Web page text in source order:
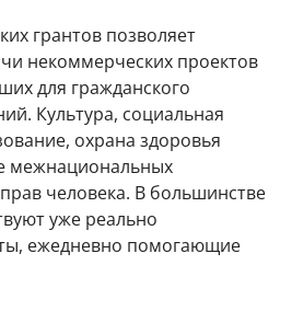
грантов позволяет
некоммерческих проектов
для гражданского
Культура, социальная
охрана здоровья
межнациональных
человека. В большинстве
уже реально
ежедневно помогающие